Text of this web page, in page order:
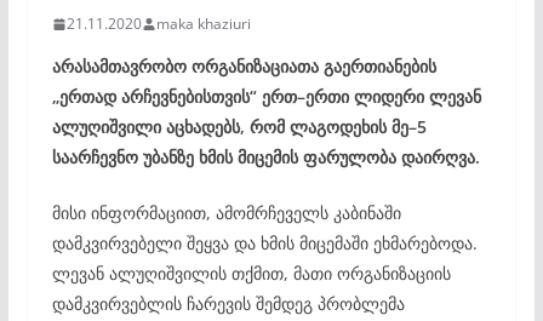
21.11.2020 maka khaziuri
არასამთავრობო ორგანიზაციათა გაერთიანების
„ერთად არჩევნებისთვის“ ერთ–ერთი ლიდერი ლევან
ალუღიშვილი აცხადებს, რომ ლაგოდეხის მე–5
საარჩევნო უბანზე ხმის მიცემის ფარულობა დაირღვა.
მისი ინფორმაციით, ამომრჩეველს კაბინაში
დამკვირვებელი შეყვა და ხმის მიცემაში ეხმარებოდა.
ლევან ალუღიშვილის თქმით, მათი ორგანიზაციის
დამკვირვებლის ჩარევის შემდეგ პრობლემა